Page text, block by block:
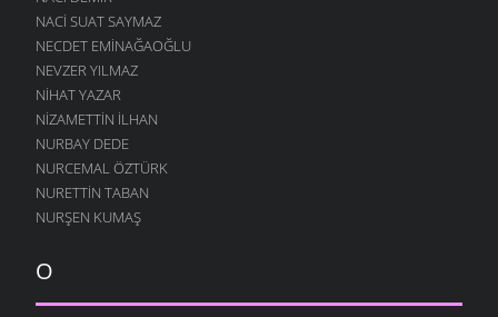
DOĞAYI BIZ KARALTTIK
18 ŞUBAT 2009
SEVGI EMEK İSTER
16 ŞUBAT 2009
HATIRLAR SENI KÖYÜMÜN İNSANI
8 ŞUBAT 2009
BOROBANA GIDERDI
24 OCAK 2009
18 OCAK 2009
NE KÖYÜ TANIR, NE DE KÜLTÜRÜNÜ
NACI SUAT SAYMAZ
NECDET EMINAĞAOĞLU
NEVZER YILMAZ
NIHAT YAZAR
NIZAMETTIN İLHAN
NURBAY DEDE
NURCEMAL ÖZTÜRK
NURETTIN TABAN
NURŞEN KUMAŞ
O